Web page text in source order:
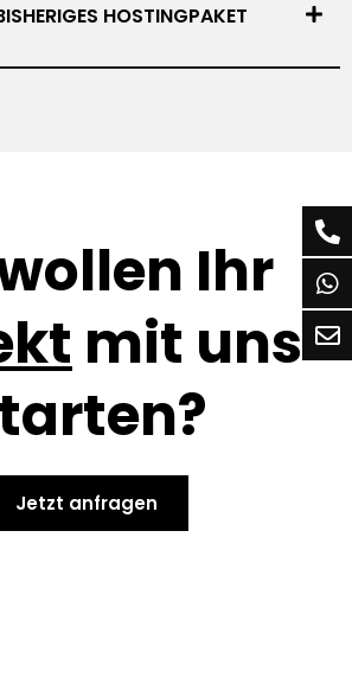
HOSTINGPAKET
Ihr
mit uns
Jetzt anfragen